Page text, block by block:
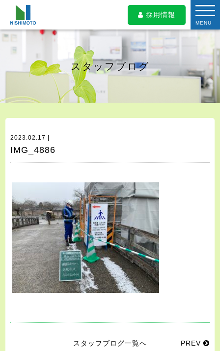
採用情報
MENU
スタッフブログ
2023.02.17 |
IMG_4886
スタッフブログ一覧へ PREV